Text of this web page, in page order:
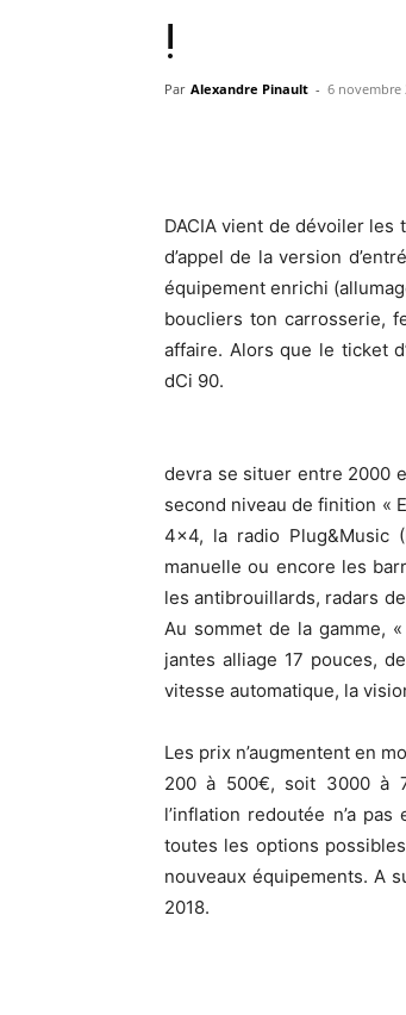
!
Par Alexandre Pinault - 6 novembre
DACIA vient de dévoiler les
d’appel de la version
équipement enrichi
boucliers ton carrosserie,
affaire. Alors que le ticket
dCi 90.
devra se situer entre 2000
second niveau de finition «
4×4, la radio Plug&Music
manuelle ou encore les
les antibrouillards, radars
Au sommet de la gamme,
jantes alliage 17 pouces,
vitesse automatique, la
Les prix n’augmentent en
200 à 500€, soit 3000 à
l’inflation redoutée n’a
toutes les options
nouveaux équipements. A
2018.